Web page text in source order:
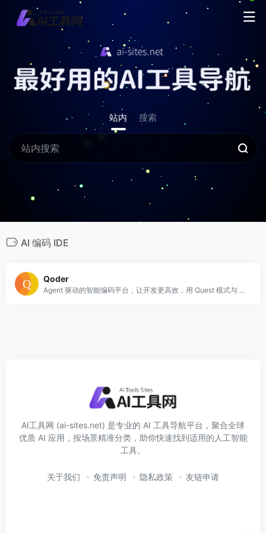
站内 搜索
AI 编码 IDE
Qoder
Agent 驱动的智能编码平台，让开发更高效，用 Quest 模式与 Repo Wiki 实现跨文件自动任务与文档同步
AI工具网 (ai-sites.net) 是专业的 AI 工具导航平台，聚合全球
优质 AI 应用，按场景精准分类，助你快速找到适用的人工智能
工具。
关于我们 免责声明 隐私政策 友链申请